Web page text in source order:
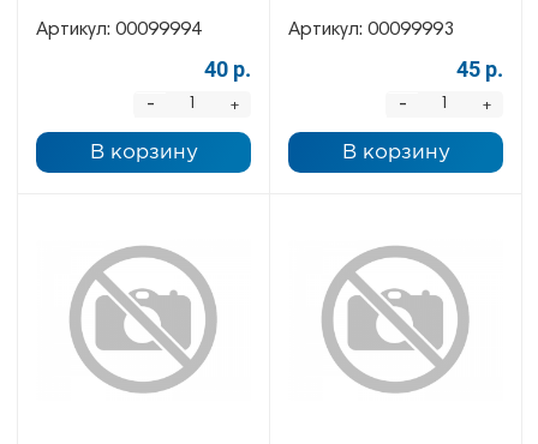
Артикул: 00099994
40 р.
+
-
В корзину
Артикул: 00099993
45 р.
+
-
В корзину